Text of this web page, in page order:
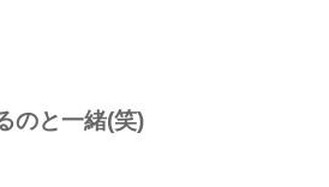
のと一緒(笑)